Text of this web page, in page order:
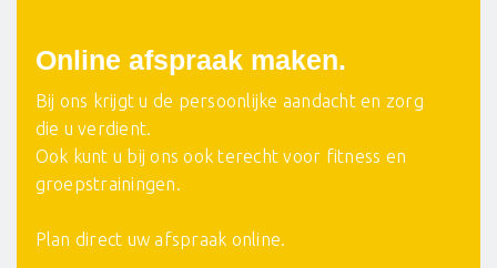
Online afspraak maken.
Bij ons krijgt u de persoonlijke aandacht en zorg
die u verdient.
Ook kunt u bij ons ook terecht voor fitness en
groepstrainingen.
Plan direct uw afspraak online.